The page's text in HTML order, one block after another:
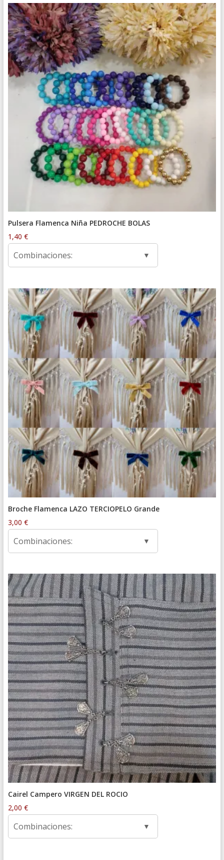
Pulsera Flamenca Niña PEDROCHE BOLAS
1,40 €
Combinaciones:
Broche Flamenca LAZO TERCIOPELO Grande
3,00 €
Combinaciones:
Cairel Campero VIRGEN DEL ROCIO
2,00 €
Combinaciones: